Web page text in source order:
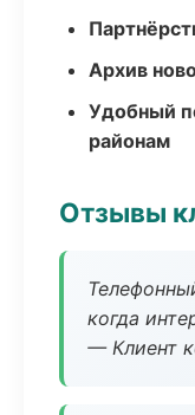
Архив
Удобный
районам
Отзывы
когда
— Клиент